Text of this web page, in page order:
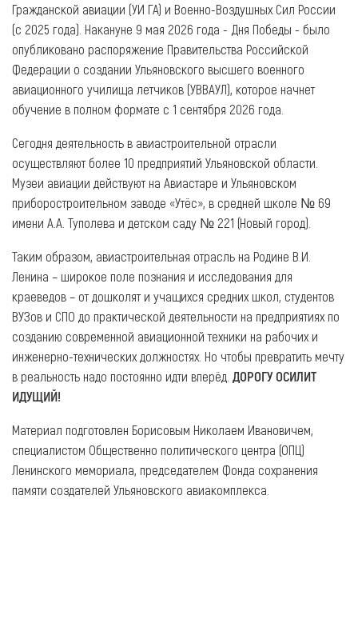
Гражданской авиации (УИ ГА) и Военно-Воздушных Сил России
(с 2025 года). Накануне 9 мая 2026 года - Дня Победы - было
опубликовано распоряжение Правительства Российской
Федерации о создании Ульяновского высшего военного
авиационного училища летчиков (УВВАУЛ), которое начнет
обучение в полном формате с 1 сентября 2026 года.
Сегодня деятельность в авиастроительной отрасли
осуществляют более 10 предприятий Ульяновской области.
Музеи авиации действуют на Авиастаре и Ульяновском
приборостроительном заводе «Утёс», в средней школе № 69
имени А.А. Туполева и детском саду № 221 (Новый город).
Таким образом, авиастроительная отрасль на Родине В.И.
Ленина – широкое поле познания и исследования для
краеведов – от дошколят и учащихся средних школ, студентов
ВУЗов и СПО до практической деятельности на предприятиях по
созданию современной авиационной техники на рабочих и
инженерно-технических должностях. Но чтобы превратить мечту
в реальность надо постоянно идти вперёд. ДОРОГУ ОСИЛИТ
ИДУЩИЙ!
Материал подготовлен Борисовым Николаем Ивановичем,
специалистом Общественно политического центра (ОПЦ)
Ленинского мемориала, председателем Фонда сохранения
памяти создателей Ульяновского авиакомплекса.